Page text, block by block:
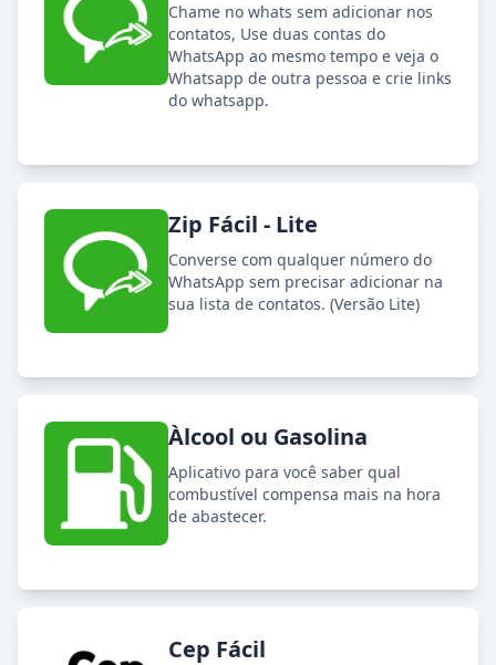
Chame no whats sem adicionar nos
contatos, Use duas contas do
WhatsApp ao mesmo tempo e veja o
Whatsapp de outra pessoa e crie links
do whatsapp.
Zip Fácil - Lite
Converse com qualquer número do
WhatsApp sem precisar adicionar na
sua lista de contatos. (Versão Lite)
Àlcool ou Gasolina
Aplicativo para você saber qual
combustível compensa mais na hora
de abastecer.
Cep Fácil